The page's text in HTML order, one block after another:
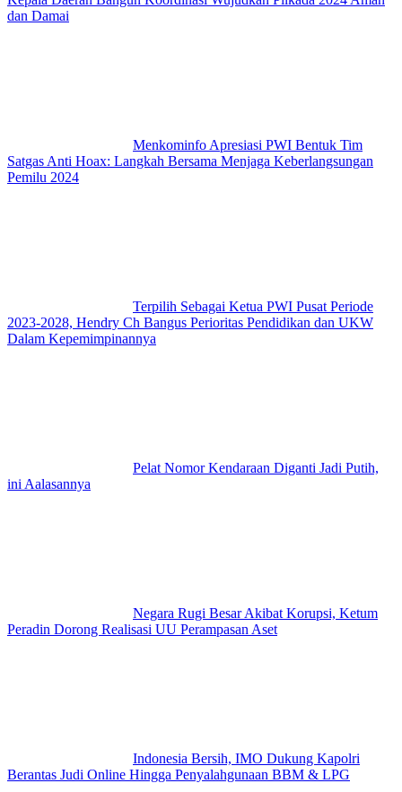
dan Damai
Menkominfo Apresiasi PWI Bentuk Tim
Satgas Anti Hoax: Langkah Bersama Menjaga Keberlangsungan
Pemilu 2024
Terpilih Sebagai Ketua PWI Pusat Periode
2023-2028, Hendry Ch Bangus Perioritas Pendidikan dan UKW
Dalam Kepemimpinannya
Pelat Nomor Kendaraan Diganti Jadi Putih,
ini Aalasannya
Negara Rugi Besar Akibat Korupsi, Ketum
Peradin Dorong Realisasi UU Perampasan Aset
Indonesia Bersih, IMO Dukung Kapolri
Berantas Judi Online Hingga Penyalahgunaan BBM & LPG